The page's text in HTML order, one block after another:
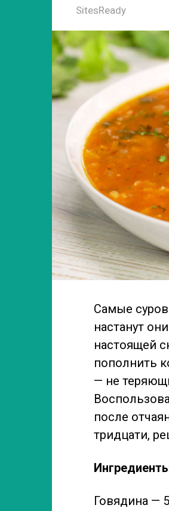
SitesReady
Самые
настанут
настоящей
пополнить
— не
после
тридцати,
Говядина —